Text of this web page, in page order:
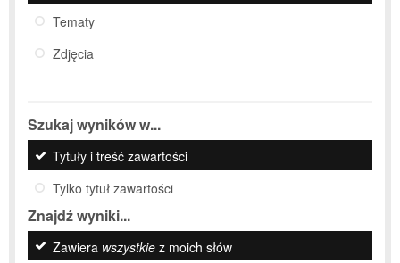
Tematy
Zdjęcia
Szukaj wyników w...
Tytuły i treść zawartości
Tylko tytuł zawartości
Znajdź wyniki...
Zawiera wszystkie z moich słów